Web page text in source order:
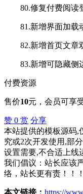
80.修复付费阅读
81.新增界面加载
82.新增首页文章
83.新增可隐藏侧
付费资源
售价10元 ，会员可享
赞 0 赏 分享
本站提供的模板源码,
究或2次开发使用,部
设置需要,不合适上线
我们倡议：站长应该
络，站长更有责！！！
本文链接： https://